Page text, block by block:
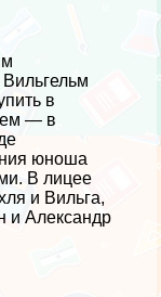
в
— в
юноша
В лицее
и Вильга,
и Александр